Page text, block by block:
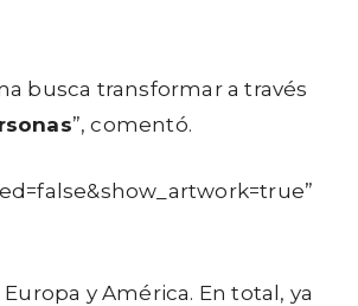
busca transformar a través
”, comentó.
y América. En total, ya